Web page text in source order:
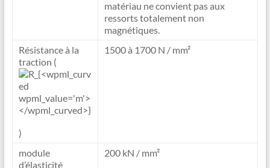
matériau ne convient pas aux
ressorts totalement non
magnétiques.
Résistance à la
traction (
)
1500 à 1700 N / mm²
module
d’élasticité
200 kN / mm²